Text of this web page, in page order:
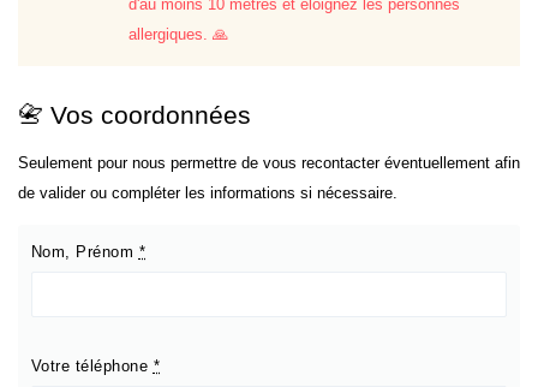
d'au moins 10 mètres et éloignez les personnes
allergiques. 🙏
📇 Vos coordonnées
Seulement pour nous permettre de vous recontacter éventuellement afin
de valider ou compléter les informations si nécessaire.
Nom, Prénom *
Votre téléphone *